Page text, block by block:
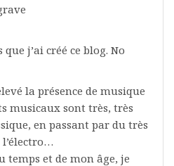
j’ai créé ce blog. No
la présence de musique
musicaux sont très, très
en passant par du très
l’électro…
et de mon âge, je